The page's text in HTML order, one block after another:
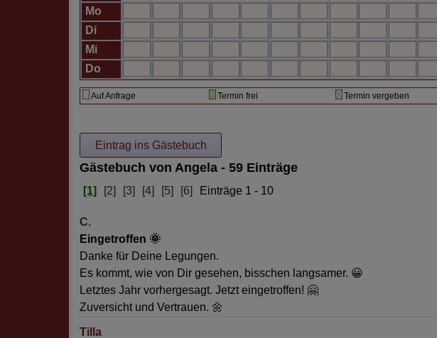
Mo
Di
Mi
Do
Auf Anfrage Termin frei Termin vergeben
Gästebuch von Angela - 59 Einträge
[1] [2] [3] [4] [5] [6] Einträge 1 - 10
C.
Eingetroffen 🌞
Danke für Deine Legungen.
Es kommt, wie von Dir gesehen, bisschen langsamer. 😀
Letztes Jahr vorhergesagt. Jetzt eingetroffen! 🤗
Zuversicht und Vertrauen. 🌼
Tilla